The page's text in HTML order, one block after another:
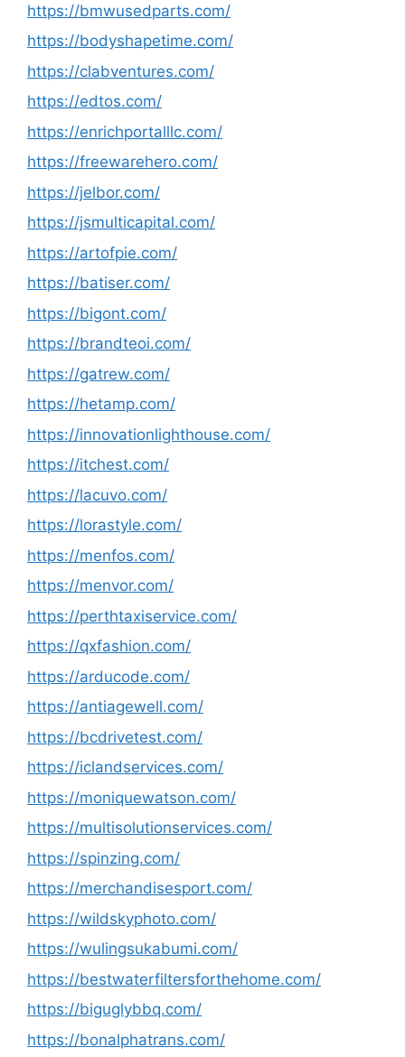
https://bmwusedparts.com/
https://bodyshapetime.com/
https://clabventures.com/
https://edtos.com/
https://enrichportalllc.com/
https://freewarehero.com/
https://jelbor.com/
https://jsmulticapital.com/
https://artofpie.com/
https://batiser.com/
https://bigont.com/
https://brandteoi.com/
https://gatrew.com/
https://hetamp.com/
https://innovationlighthouse.com/
https://itchest.com/
https://lacuvo.com/
https://lorastyle.com/
https://menfos.com/
https://menvor.com/
https://perthtaxiservice.com/
https://qxfashion.com/
https://arducode.com/
https://antiagewell.com/
https://bcdrivetest.com/
https://iclandservices.com/
https://moniquewatson.com/
https://multisolutionservices.com/
https://spinzing.com/
https://merchandisesport.com/
https://wildskyphoto.com/
https://wulingsukabumi.com/
https://bestwaterfiltersforthehome.com/
https://biguglybbq.com/
https://bonalphatrans.com/